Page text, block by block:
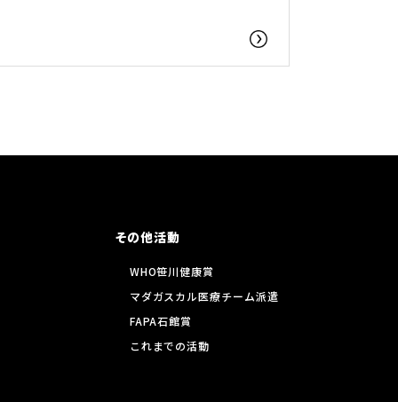
その他活動
WHO笹川健康賞
マダガスカル医療チーム派遣
FAPA石館賞
これまでの活動